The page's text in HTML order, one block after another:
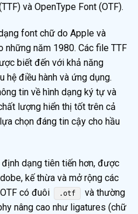
và OpenType Font (OTF).
font chữ do Apple và
những năm 1980. Các file TTF
biết đến với khả năng
hệ điều hành và ứng dụng.
tin về hình dạng ký tự và
lượng hiển thị tốt trên cả
chọn đáng tin cậy cho hầu
dạng tiên tiến hơn, được
kế thừa và mở rộng các
có đuôi
.otf
và thường
nâng cao như ligatures (chữ